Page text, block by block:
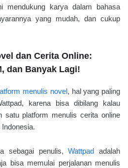
mendukung karya dalam bahasa
yang mudah, dan cukup
dan Cerita Online:
dan Banyak Lagi!
menulis novel, hal yang paling
karena bisa dibilang kalau
satu platform menulis cerita online
sebagai penulis,Wattpad adalah
bisa memulai perjalanan menulis